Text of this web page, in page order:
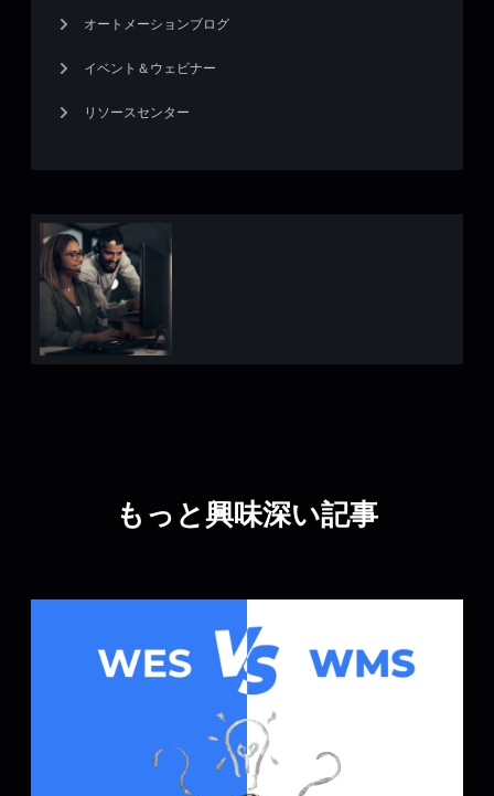
オートメーションブログ
イベント＆ウェビナー
リソースセンター
もっと興味深い記事